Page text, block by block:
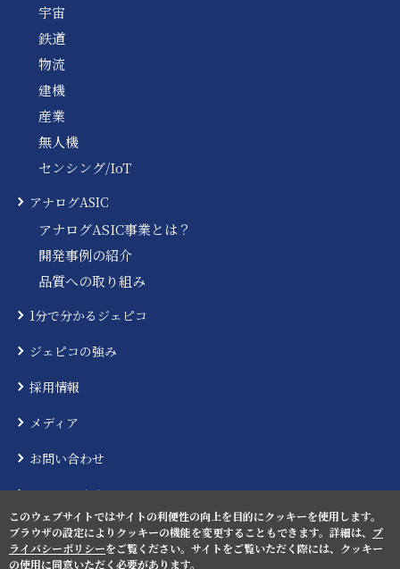
宇宙
鉄道
物流
建機
産業
無人機
センシング/IoT
アナログASIC
アナログASIC事業とは？
開発事例の紹介
品質への取り組み
1分で分かるジェピコ
ジェピコの強み
採用情報
メディア
お問い合わせ
ニュースリリース
このウェブサイトではサイトの利便性の向上を目的にクッキーを使用します。
ブラウザの設定によりクッキーの機能を変更することもできます。詳細は、 プ
ライバシーポリシーをご覧ください。サイトをご覧いただく際には、クッキー
の使用に同意いただく必要があります。